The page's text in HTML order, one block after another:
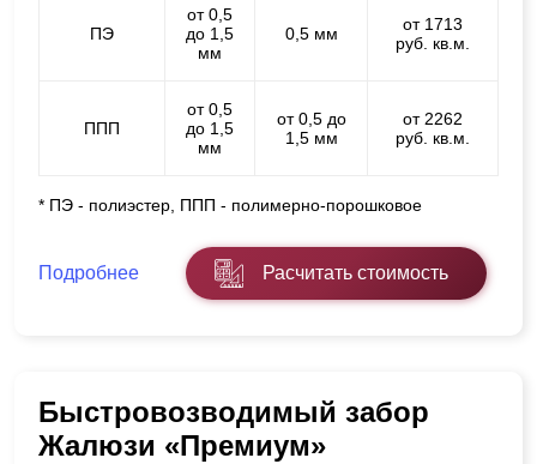
ПЭ
от 0,5
до 1,5
мм
0,5 мм
от 1713
руб. кв.м.
ППП
от 0,5
до 1,5
мм
от 0,5 до
1,5 мм
от 2262
руб. кв.м.
* ПЭ - полиэстер, ППП - полимерно-порошковое
Подробнее Расчитать стоимость
Быстровозводимый забор
Жалюзи «Премиум»